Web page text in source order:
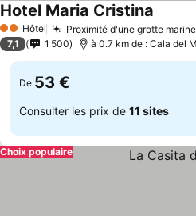
2 Étoiles
Hôtel Proximité d'une grotte
Hotel Maria Cristina
7,1 1 500 à 0.7 km de : Cala del
De 53 €
Consulter les prix de 11 sites
Choix populaire